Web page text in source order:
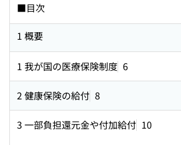
■目次
1 概要
1 我が国の医療保険制度 6
2 健康保険の給付 8
3 一部負担還元金や付加給付 10